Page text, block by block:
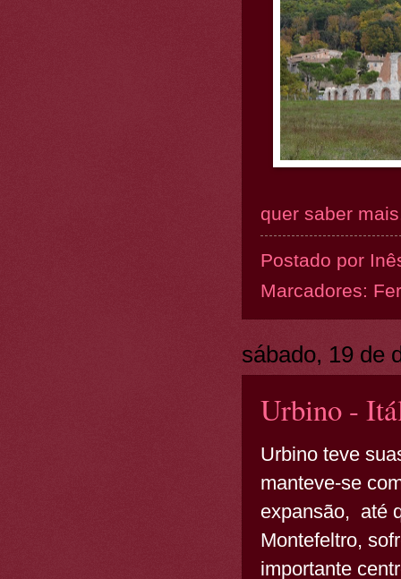
quer saber
Postado por
Marcadores:
sábado, 19 de
Urbino -
Urbino teve
manteve-se
expansão, até
Montefeltro,
importante